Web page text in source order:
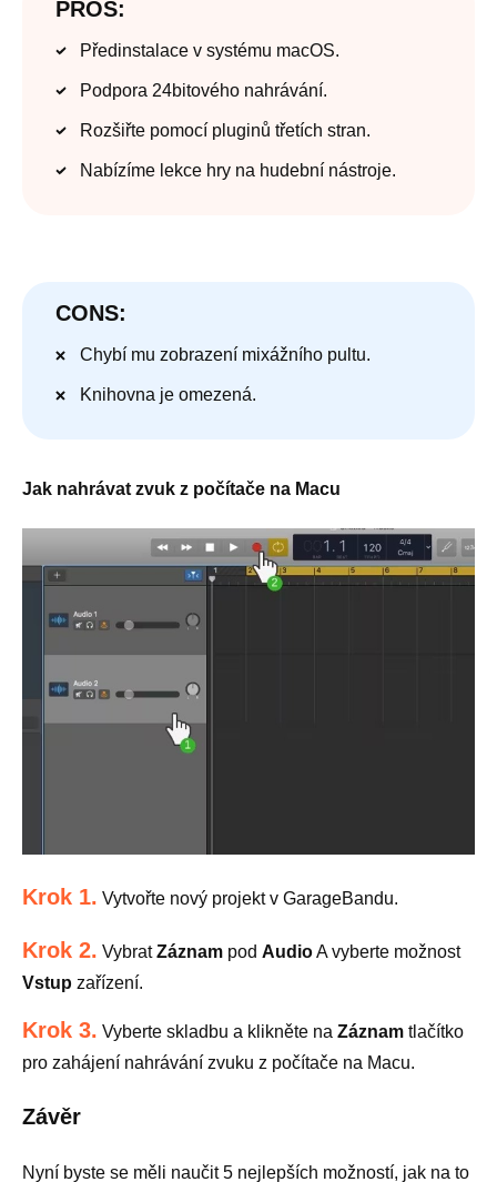
PROS:
Předinstalace v systému macOS.
Podpora 24bitového nahrávání.
Rozšiřte pomocí pluginů třetích stran.
Nabízíme lekce hry na hudební nástroje.
CONS:
Chybí mu zobrazení mixážního pultu.
Knihovna je omezená.
Jak nahrávat zvuk z počítače na Macu
Krok 1. Vytvořte nový projekt v GarageBandu.
Krok 2. VybratZáznam pod AudioA vyberte možnost
Vstup zařízení.
Krok 3. Vyberte skladbu a klikněte na Záznam tlačítko
pro zahájení nahrávání zvuku z počítače na Macu.
Závěr
Nyní byste se měli naučit 5 nejlepších možností, jak na to